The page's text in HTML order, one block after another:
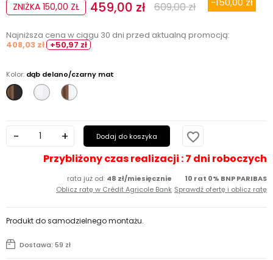
459,00 zł
ZNIŻKA 150,00 ZŁ 609,00 zł
Najniższa cena w ciągu 30 dni przed aktualną promocją:
408,03 zł +50,97 zł
Kolor: dąb delano/czarny mat
dąb
delano/czarny
biały
połysk
dąb
połysk
Dodaj do koszyka favorite_border
Przybliżony czas realizacji : 7 dni roboczych
rata już od: 48 zł/miesięcznie
Oblicz ratę w Crédit Agricole Bank
10 rat 0% BNP PARIBAS
Sprawdź ofertę i oblicz ratę
Dostawa: 59 zł
Produkt do samodzielnego montażu.